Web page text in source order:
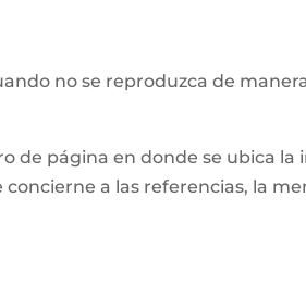
no se reproduzca de
de página en donde se ubica la
a las referencias, la